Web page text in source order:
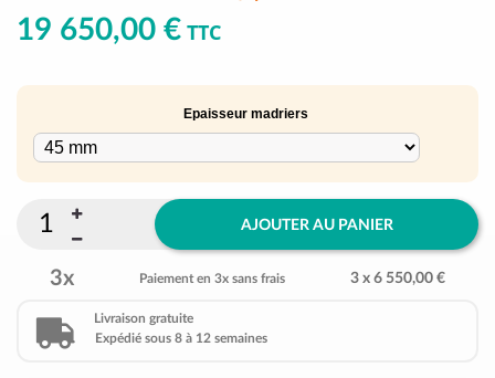
19 650,00 € TTC
Epaisseur madriers
AJOUTER AU PANIER
3x Paiement en 3x sans frais 3 x 6 550,00 €
Livraison gratuite
Expédié sous 8 à 12 semaines